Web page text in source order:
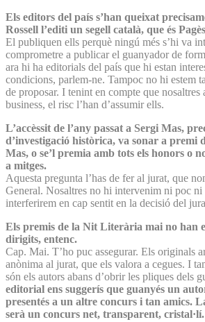
Els editors del país s’han queixat
Rossell l’editi un segell català, que és
El publiquen ells perquè ningú més s’hi va
comprometre a publicar el guanyador de
ara hi ha editorials del país que hi estan
condicions, parlem-ne. Tampoc no hi estem
de proposar. I tenint en compte que
business, el risc l’han d’assumir ells.
L’accèssit de l’any passat a Sergi Mas,
d’investigació històrica, va sonar a premi
Mas, o se’l premia amb tots els honors o
a mitges.
Aquesta pregunta l’has de fer al jurat, que
General. Nosaltres no hi intervenim ni poc
interferirem en cap sentit en la decisió del
Els premis de la Nit Literària mai no han
dirigits, entenc.
Cap. Mai. T’ho puc assegurar. Els originals
anònima al jurat, que els valora a cegues. I
són els autors abans d’obrir les pliques dels
editorial ens suggerís que guanyés un
presentés a un altre concurs i tan amics.
serà un concurs net, transparent, cristal·lí.